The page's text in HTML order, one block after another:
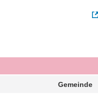
Gemeinde